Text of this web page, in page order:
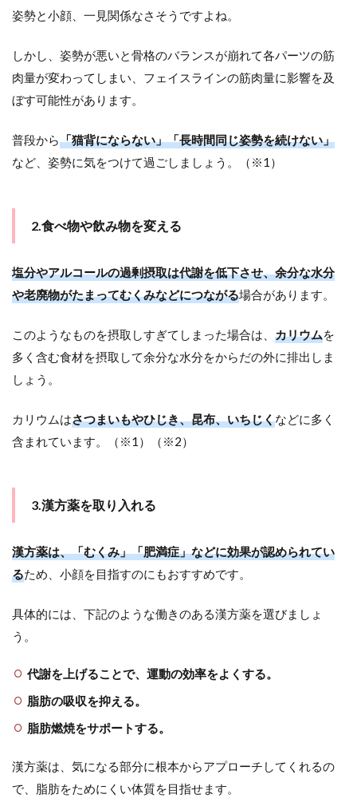
姿勢と小顔、一見関係なさそうですよね。
しかし、姿勢が悪いと骨格のバランスが崩れて各パーツの筋
肉量が変わってしまい、フェイスラインの筋肉量に影響を及
ぼす可能性があります。
普段から「猫背にならない」「長時間同じ姿勢を続けない」
など、姿勢に気をつけて過ごしましょう。（※1）
2.食べ物や飲み物を変える
塩分やアルコールの過剰摂取は代謝を低下させ、余分な水分
や老廃物がたまってむくみなどにつながる場合があります。
このようなものを摂取しすぎてしまった場合は、 カリウムを
多く含む食材を摂取して余分な水分をからだの外に排出しま
しょう。
カリウムはさつまいもやひじき、昆布、いちじくなどに多く
含まれています。（※1）（※2）
3.漢方薬を取り入れる
漢方薬は、「むくみ」「肥満症」などに効果が認められてい
るため、小顔を目指すのにもおすすめです。
具体的には、下記のような働きのある漢方薬を選びましょ
う。
代謝を上げることで、運動の効率をよくする。
脂肪の吸収を抑える。
脂肪燃焼をサポートする。
漢方薬は、気になる部分に根本からアプローチしてくれるの
で、脂肪をためにくい体質を目指せます。